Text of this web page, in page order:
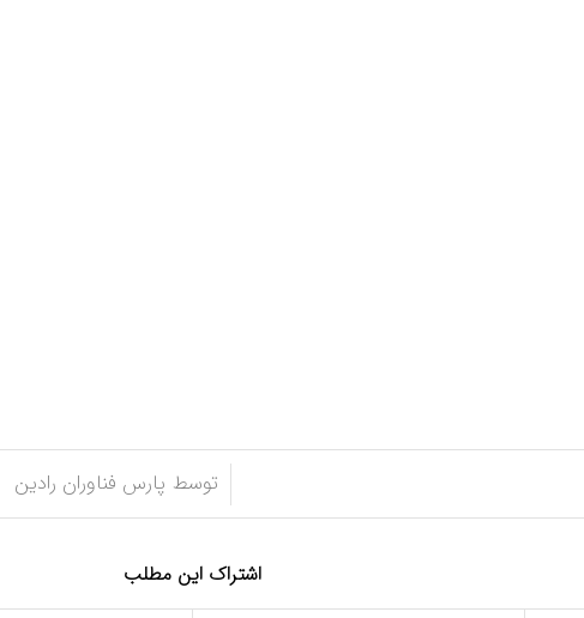
توسط پارس فناوران رادین
اشتراک این مطلب